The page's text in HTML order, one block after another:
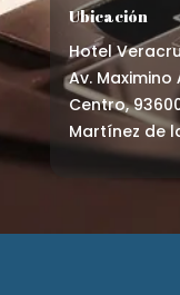
Ubicación
Hotel
Av.
Centro,
Martínez de